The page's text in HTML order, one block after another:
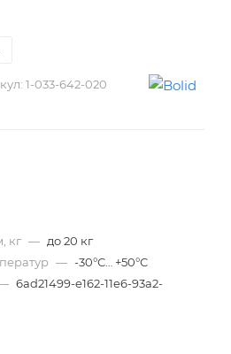
1-033-642-020
кг — до 20 кг
— -30°С… +50°С
6ad21499-e162-11e6-93a2-